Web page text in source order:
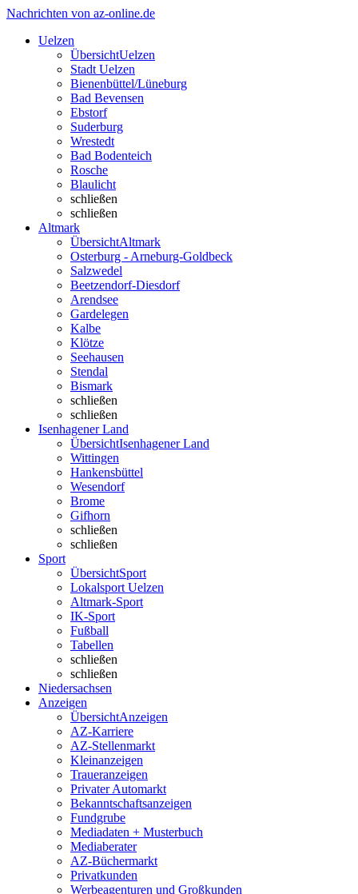
Nachrichten von az-online.de
Uelzen
ÜbersichtUelzen
Stadt Uelzen
Bienenbüttel/Lüneburg
Bad Bevensen
Ebstorf
Suderburg
Wrestedt
Bad Bodenteich
Rosche
Blaulicht
schließen
schließen
Altmark
ÜbersichtAltmark
Osterburg - Arneburg-Goldbeck
Salzwedel
Beetzendorf-Diesdorf
Arendsee
Gardelegen
Kalbe
Klötze
Seehausen
Stendal
Bismark
schließen
schließen
Isenhagener Land
ÜbersichtIsenhagener Land
Wittingen
Hankensbüttel
Wesendorf
Brome
Gifhorn
schließen
schließen
Sport
ÜbersichtSport
Lokalsport Uelzen
Altmark-Sport
IK-Sport
Fußball
Tabellen
schließen
schließen
Niedersachsen
Anzeigen
ÜbersichtAnzeigen
AZ-Karriere
AZ-Stellenmarkt
Kleinanzeigen
Traueranzeigen
Privater Automarkt
Bekanntschaftsanzeigen
Fundgrube
Mediadaten + Musterbuch
Mediaberater
AZ-Büchermarkt
Privatkunden
Werbeagenturen und Großkunden